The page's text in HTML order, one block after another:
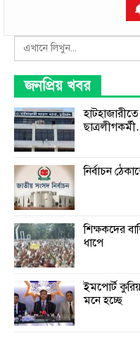
Search
জনপ্রিয় খবর
নির্বাচন
শিক্ষকদের
ধাপে
ইমপোর্ট
মনে হচ্ছে